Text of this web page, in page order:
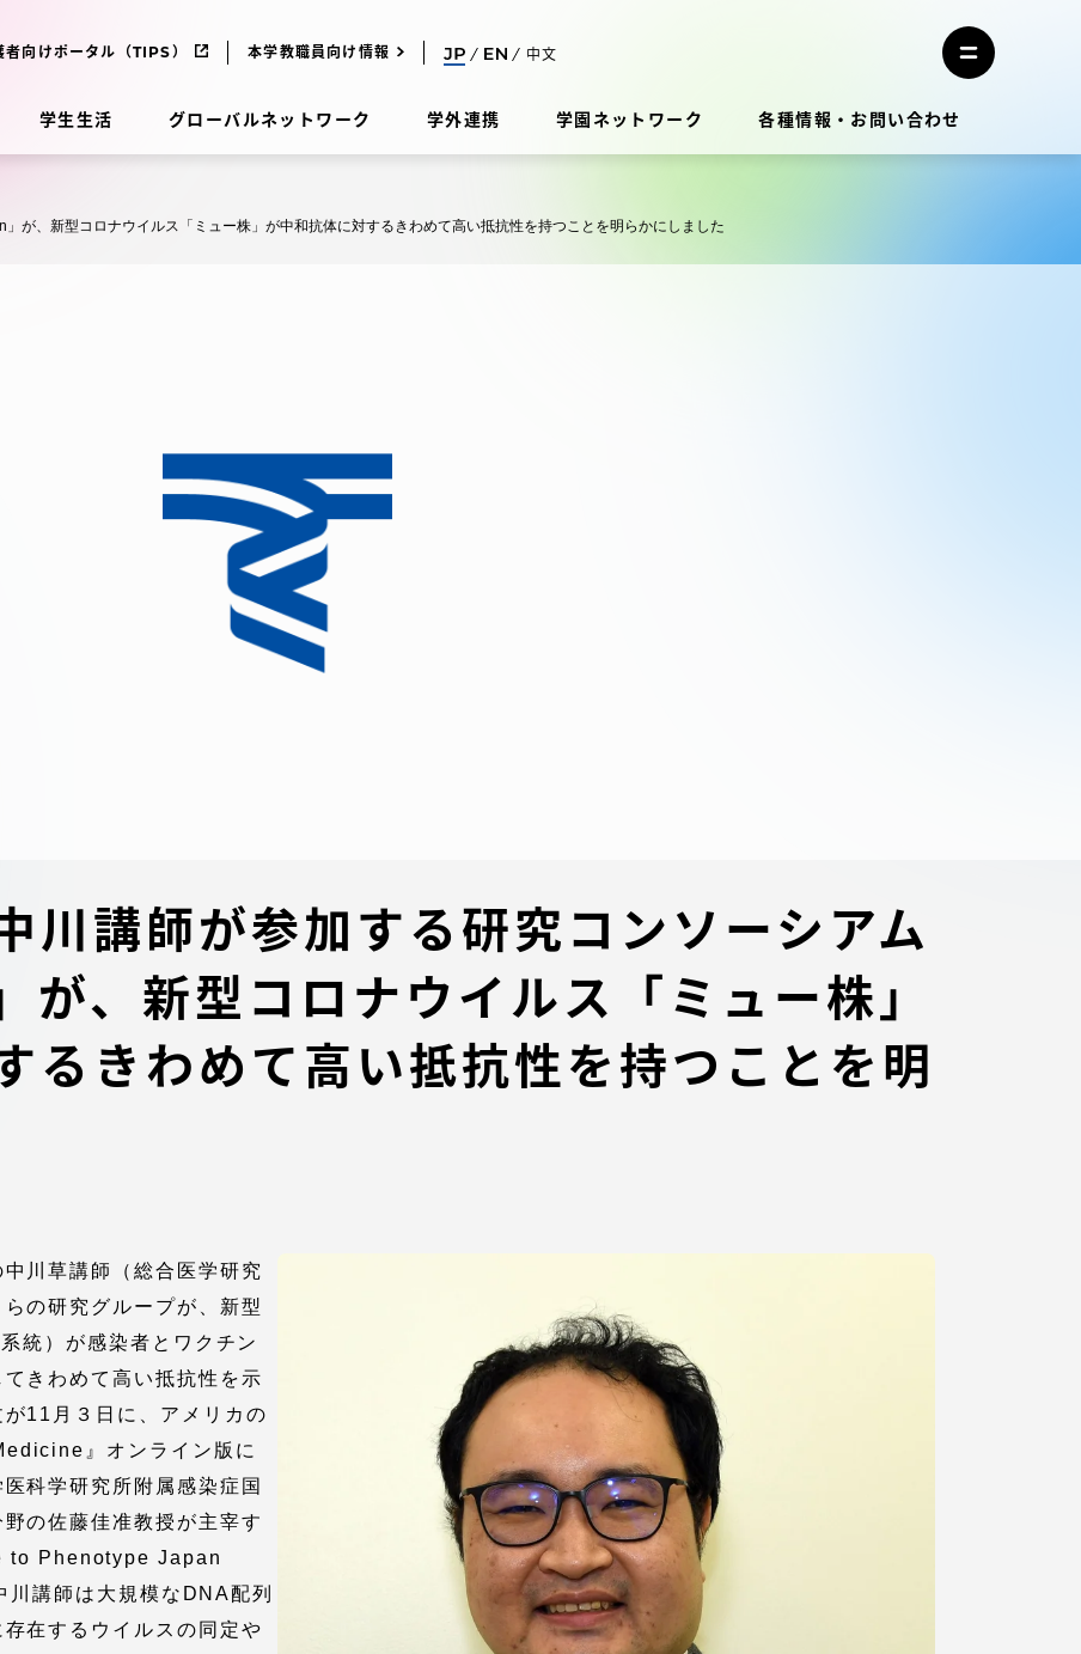
学生生活 グローバルネットワーク 学外連携 学園ネットワーク 各種情報・お問い合わせ
向けポータル（TIPS） 本学教職員向け情報 中文
メ
ニ
が、新型コロナウイルス「ミュー株」が中和抗体に対するきわめて高い抵抗性を持つことを明らかにしました
川講師が参加する研究コンソーシアム
、新型コロナウイルス「ミュー株」
るきわめて高い抵抗性を持つことを明
川草講師（総合医学研究
の研究グループが、新型
統）が感染者とワクチン
きわめて高い抵抗性を示
11月３日に、アメリカの
』オンライン版に
科学研究所附属感染症国
の佐藤佳准教授が主宰す
to Phenotype Japan
講師は大規模なDNA配列
在するウイルスの同定や
ュ
ー
・施設
館
教員・研究者ガイド
デジタルパンフレットライブラ
リー
受験イベント
請求）
出願方法
合否発表・入学手続
学園ネットワーク
学園ネットワーク
各種情報・お問い合わせ
各種情報・お問い合わせ
サイトマップ
サイト閲覧環境